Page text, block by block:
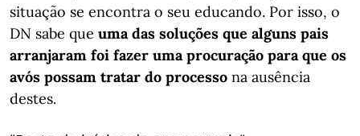
situação se encontra o seu educando. Por isso, o
DN sabe que uma das soluções que alguns pais
arranjaram foi fazer uma procuração para que os
avós possam tratar do processo na ausência
destes.